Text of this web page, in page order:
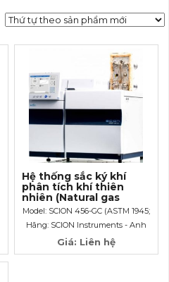
Hệ thống sắc ký khí
phân tích khí thiên
nhiên (Natural gas
analyzer) theo ASTM
1945/ASTM 5504/ASTM
2504
Model: SCION 456-GC (ASTM 1945;
ASTM 5504; ASTM 2504)
Hãng: SCION Instruments - Anh
Giá: Liên hệ